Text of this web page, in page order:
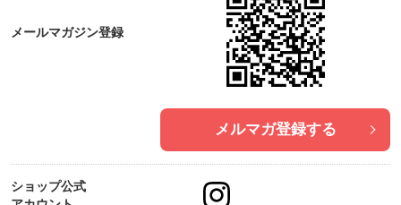
メールマガジン登録
メルマガ登録する
ショップ公式